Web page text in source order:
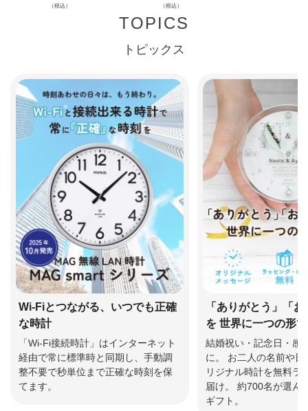
（税込） （税込）
TOPICS
トピックス
Wi-Fiとつながる、いつでも正確
な時計
「Wi-Fi接続時計」はインターネット
経由で常に標準時と同期し、手動調
整不要で秒単位まで正確な時刻を保
てます。
「ありがとう」「
を 世界に一つの形
結婚祝い・記念日・感
に。 お二人の名前や日
リジナル時計を無料ラ
届け。 約700名が選ん
ギフト。